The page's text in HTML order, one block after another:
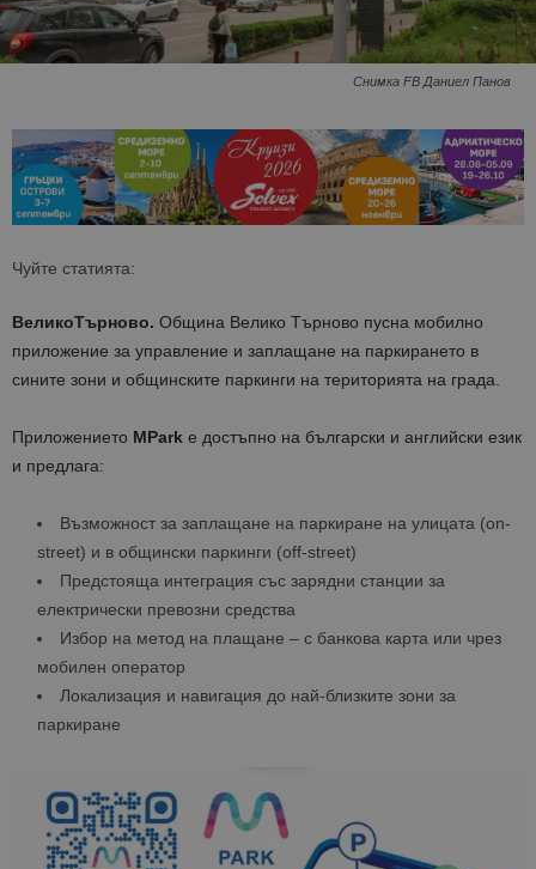
Снимка FB Даниел Панов
Чуйте статията:
ВеликоТърново. Община Велико Търново пусна мобилно
приложение за управление и заплащане на паркирането в
сините зони и общинските паркинги на територията на града.
Приложението MPark е достъпно на български и английски език
и предлага:
Възможност за заплащане на паркиране на улицата (on-
street) и в общински паркинги (off-street)
Предстояща интеграция със зарядни станции за
електрически превозни средства
Избор на метод на плащане – с банкова карта или чрез
мобилен оператор
Локализация и навигация до най-близките зони за
паркиране